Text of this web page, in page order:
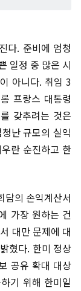
다. 준비에 엄청
일정 중 많은 시
아니다. 취임 3
프랑스 대통령
갖추려는 것은
난 규모의 실익
란 순진하고 한
담의 손익계산서
가장 원하는 건
대만 문제에 대
혔다. 한미 정상
공유 확대 대상
기 위해 한미일